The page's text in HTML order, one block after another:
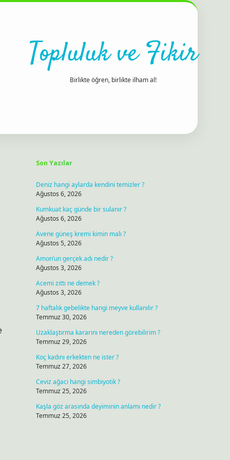
Topluluk ve Fikir
Birlikte öğren, birlikte ilham al!
Son Yazılar
Deniz hangi aylarda kendini temizler ?
Ağustos 6, 2026
Kumkuat kaç günde bir sulanır ?
Ağustos 6, 2026
Avene güneş kremi kimin malı ?
Ağustos 5, 2026
Amon’un gerçek adı nedir ?
Ağustos 3, 2026
Acemi zıttı ne demek ?
Ağustos 3, 2026
7 haftalık gebelikte hangi meyve kullanılır ?
Temmuz 30, 2026
Uzaklaştırma kararını nereden görebilirim ?
Temmuz 29, 2026
Koç kadını erkekten ne ister ?
Temmuz 27, 2026
Ceviz ağacı hangi simbiyotik ?
Temmuz 25, 2026
Kaşla göz arasında deyiminin anlamı nedir ?
Temmuz 25, 2026